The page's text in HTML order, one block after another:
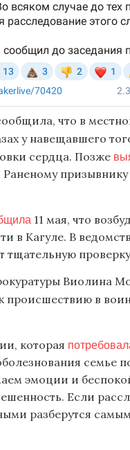
что в
у навещавшего
сердца. Позже
Раненому
11 мая, что
в Кагуле. В
тщательную
Виолина
происшествию в
которая
семье
эмоции и
Если
разберутся